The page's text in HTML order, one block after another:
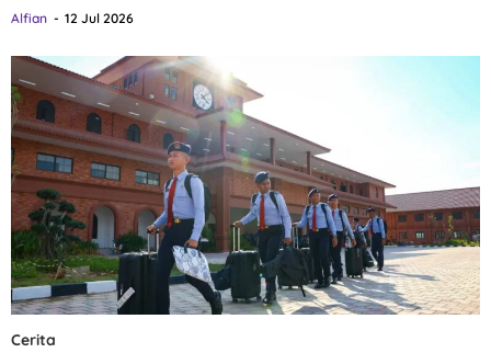
Alfian 12 Jul 2026
Cerita